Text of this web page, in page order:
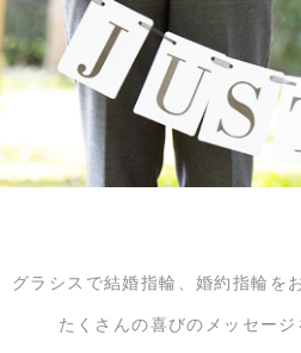
グラシスで結婚指輪、婚約指輪を
たくさんの喜びのメッセージ